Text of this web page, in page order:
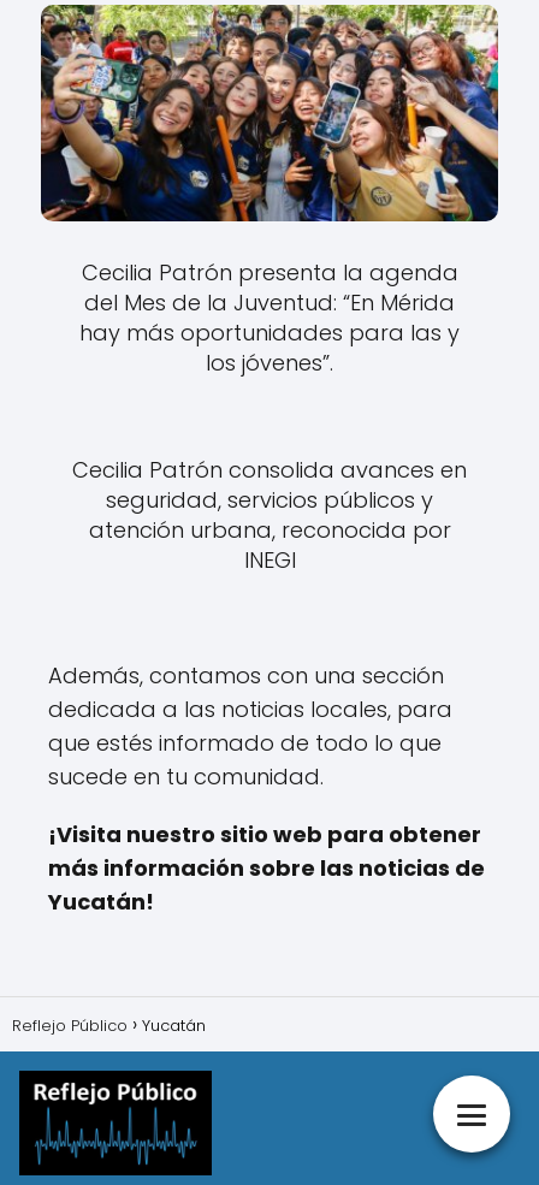
Cecilia Patrón presenta la agenda
del Mes de la Juventud: “En Mérida
hay más oportunidades para las y
los jóvenes”.
Cecilia Patrón consolida avances en
seguridad, servicios públicos y
atención urbana, reconocida por
INEGI
Además, contamos con una sección
dedicada a las noticias locales, para
que estés informado de todo lo que
sucede en tu comunidad.
¡Visita nuestro sitio web para obtener
más información sobre las noticias de
Yucatán!
Reflejo Público Yucatán